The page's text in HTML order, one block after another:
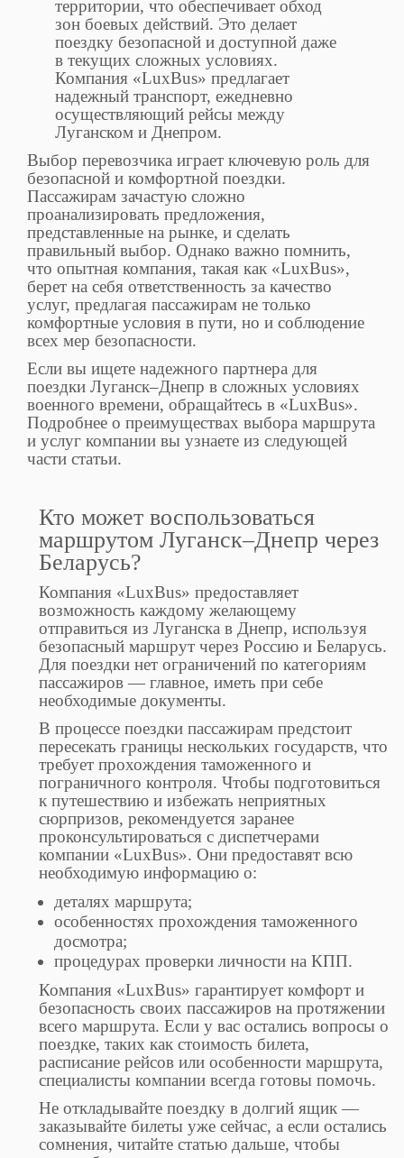
территории, что обеспечивает обход
зон боевых действий. Это делает
поездку безопасной и доступной даже
в текущих сложных условиях.
Компания «LuxBus» предлагает
надежный транспорт, ежедневно
осуществляющий рейсы между
Луганском и Днепром.
Выбор перевозчика играет ключевую роль для
безопасной и комфортной поездки.
Пассажирам зачастую сложно
проанализировать предложения,
представленные на рынке, и сделать
правильный выбор. Однако важно помнить,
что опытная компания, такая как «LuxBus»,
берет на себя ответственность за качество
услуг, предлагая пассажирам не только
комфортные условия в пути, но и соблюдение
всех мер безопасности.
Если вы ищете надежного партнера для
поездки Луганск–Днепр в сложных условиях
военного времени, обращайтесь в «LuxBus».
Подробнее о преимуществах выбора маршрута
и услуг компании вы узнаете из следующей
части статьи.
Кто может воспользоваться
маршрутом Луганск–Днепр через
Беларусь?
Компания «LuxBus» предоставляет
возможность каждому желающему
отправиться из Луганска в Днепр, используя
безопасный маршрут через Россию и Беларусь.
Для поездки нет ограничений по категориям
пассажиров — главное, иметь при себе
необходимые документы.
В процессе поездки пассажирам предстоит
пересекать границы нескольких государств, что
требует прохождения таможенного и
пограничного контроля. Чтобы подготовиться
к путешествию и избежать неприятных
сюрпризов, рекомендуется заранее
проконсультироваться с диспетчерами
компании «LuxBus». Они предоставят всю
необходимую информацию о:
деталях маршрута;
особенностях прохождения таможенного
досмотра;
процедурах проверки личности на КПП.
Компания «LuxBus» гарантирует комфорт и
безопасность своих пассажиров на протяжении
всего маршрута. Если у вас остались вопросы о
поездке, таких как стоимость билета,
расписание рейсов или особенности маршрута,
специалисты компании всегда готовы помочь.
Не откладывайте поездку в долгий ящик —
заказывайте билеты уже сейчас, а если остались
сомнения, читайте статью дальше, чтобы